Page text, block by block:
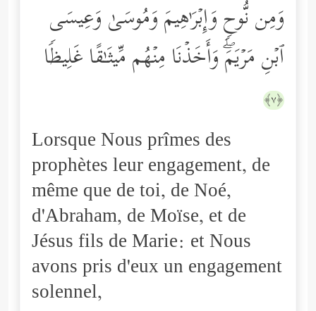
وَمِن نُّوحࣲ وَإِبۡرَ ٰ⁠هِیمَ وَمُوسَىٰ وَعِیسَى
ٱبۡنِ مَرۡیَمَۖ وَأَخَذۡنَا مِنۡهُم مِّیثَـٰقًا غَلِیظࣰا
﴿٧﴾
Lorsque Nous prîmes des
prophètes leur engagement, de
même que de toi, de Noé,
d'Abraham, de Moïse, et de
Jésus fils de Marie: et Nous
avons pris d'eux un engagement
solennel,